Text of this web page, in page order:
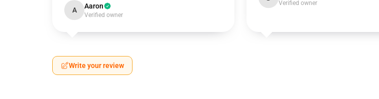
A Aaron
Verified owner
Verified owner
Write your review